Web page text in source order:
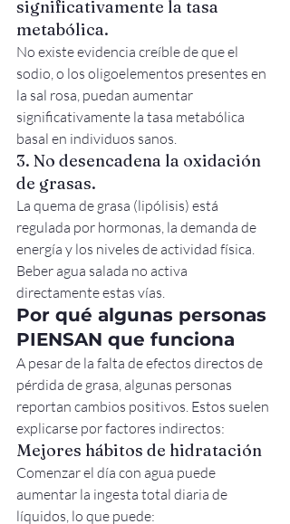
significativamente la tasa
metabólica.
No existe evidencia creíble de que el
sodio, o los oligoelementos presentes en
la sal rosa, puedan aumentar
significativamente la tasa metabólica
basal en individuos sanos.
3. No desencadena la oxidación
de grasas.
La quema de grasa (lipólisis) está
regulada por hormonas, la demanda de
energía y los niveles de actividad física.
Beber agua salada no activa
directamente estas vías.
Por qué algunas personas
PIENSAN que funciona
A pesar de la falta de efectos directos de
pérdida de grasa, algunas personas
reportan cambios positivos. Estos suelen
explicarse por factores indirectos:
Mejores hábitos de hidratación
Comenzar el día con agua puede
aumentar la ingesta total diaria de
líquidos, lo que puede: